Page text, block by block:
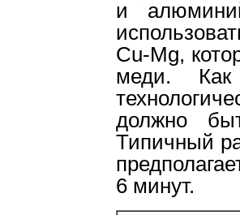
и
Cu-Mg,
меди.
должно
Типичный
6 минут.